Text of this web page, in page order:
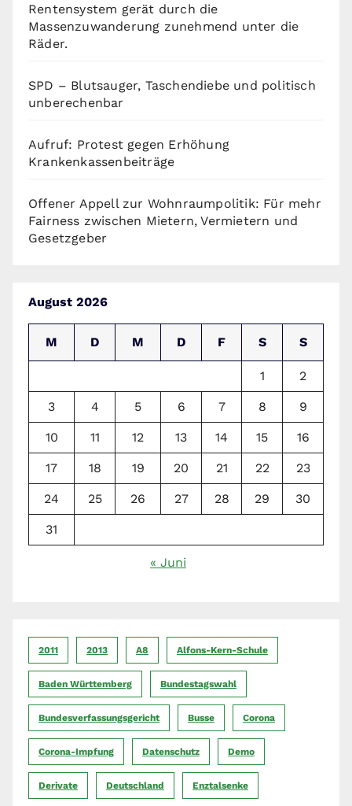
Rentensystem gerät durch die
Massenzuwanderung zunehmend unter die
Räder.
SPD – Blutsauger, Taschendiebe und politisch
unberechenbar
Aufruf: Protest gegen Erhöhung
Krankenkassenbeiträge
Offener Appell zur Wohnraumpolitik: Für mehr
Fairness zwischen Mietern, Vermietern und
Gesetzgeber
August 2026
M D M D F S S
1 2
3 4 5 6 7 8 9
10 11 12 13 14 15 16
17 18 19 20 21 22 23
24 25 26 27 28 29 30
31
« Juni
2011 2013 A8 Alfons-Kern-Schule
Baden Württemberg Bundestagswahl
Bundesverfassungsgericht Busse Corona
Corona-Impfung Datenschutz Demo
Derivate Deutschland Enztalsenke